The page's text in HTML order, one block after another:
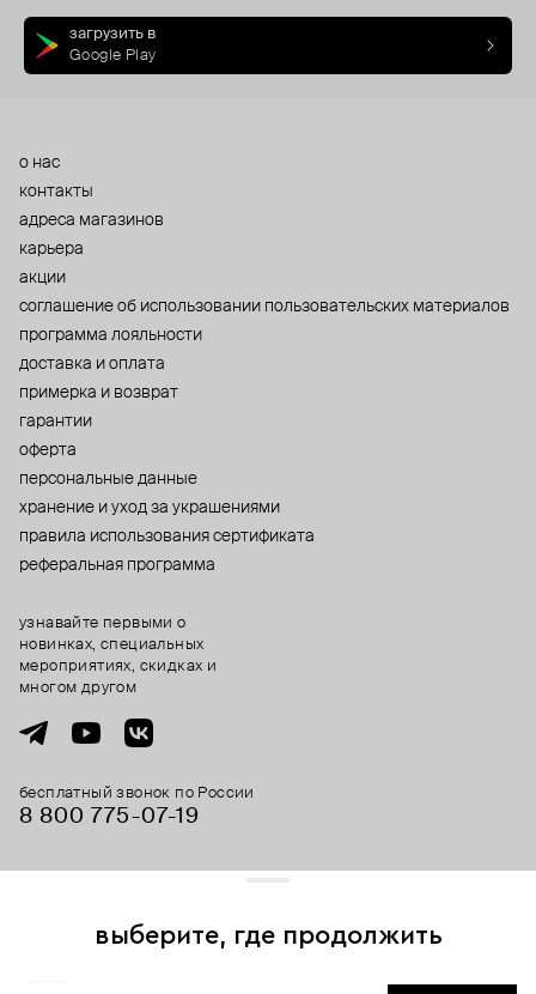
загрузить в
Google Play
о нас
контакты
адреса магазинов
карьера
акции
cоглашение об использовании пользовательских материалов
программа лояльности
доставка и оплата
примерка и возврат
гарантии
оферта
персональные данные
хранение и уход за украшениями
правила использования сертификата
реферальная программа
бесплатный звонок по России
8 800 775⁠-07⁠-19
узнавайте первыми о
новинках, специальных
мероприятиях, скидках и
многом другом
выберите, где продолжить